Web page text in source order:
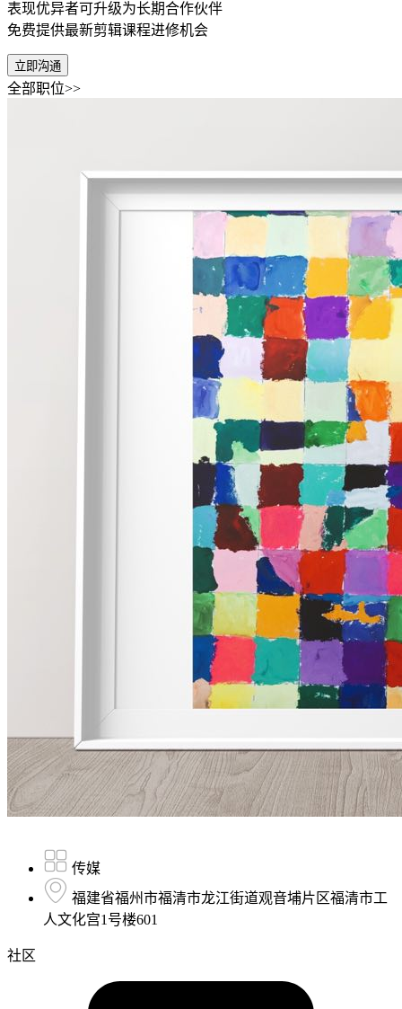
表现优异者可升级为长期合作伙伴
免费提供最新剪辑课程进修机会
立即沟通
全部职位>>
传媒
福建省福州市福清市龙江街道观音埔片区福清市工
人文化宫1号楼601
社区